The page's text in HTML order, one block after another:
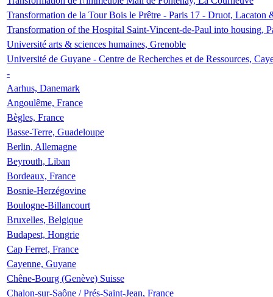
Transformation de la Tour Bois le Prêtre - Paris 17 - Druot, Lacaton
Transformation of the Hospital Saint-Vincent-de-Paul into housing,
Université arts & sciences humaines, Grenoble
Université de Guyane - Centre de Recherches et de Ressources,
-
Aarhus, Danemark
Angoulême, France
Bègles, France
Basse-Terre, Guadeloupe
Berlin, Allemagne
Beyrouth, Liban
Bordeaux, France
Bosnie-Herzégovine
Boulogne-Billancourt
Bruxelles, Belgique
Budapest, Hongrie
Cap Ferret, France
Cayenne, Guyane
Chêne-Bourg (Genève) Suisse
Chalon-sur-Saône / Prés-Saint-Jean, France